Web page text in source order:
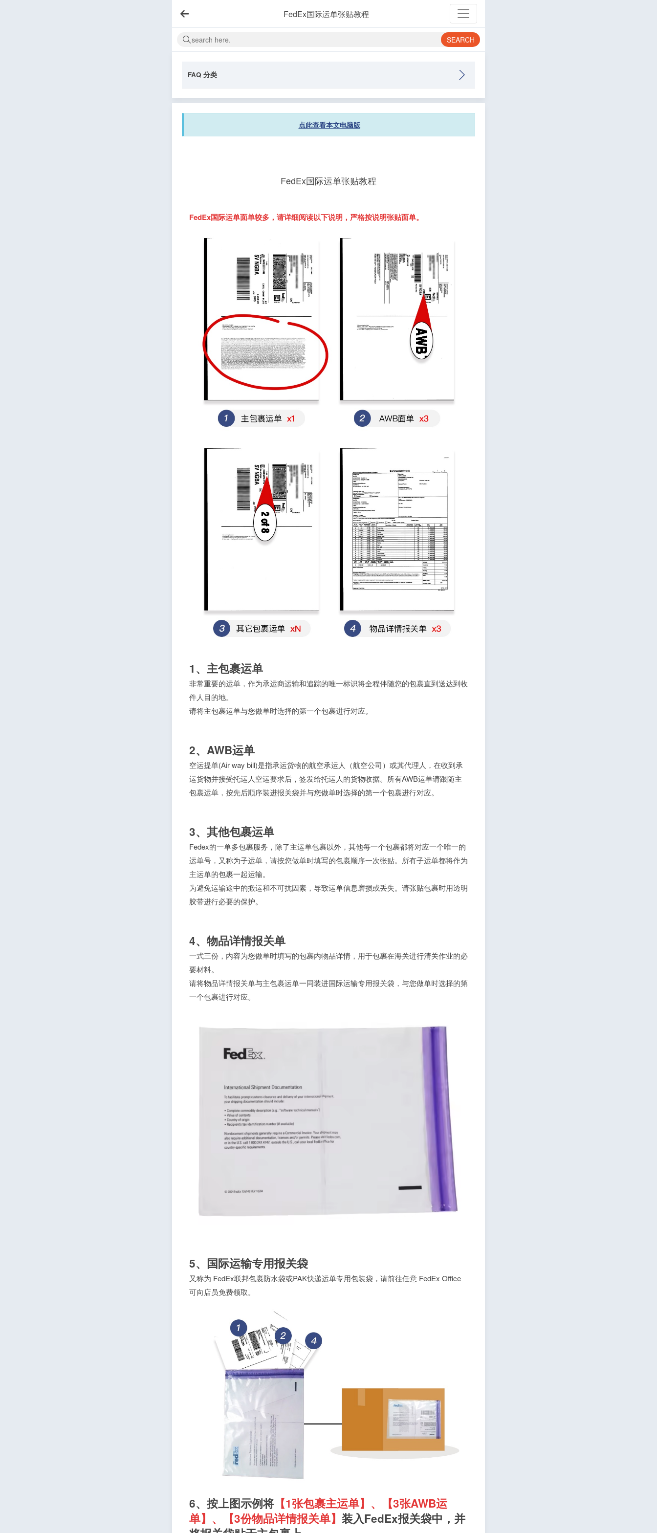
FedEx国际运单张贴教程
SEARCH
FAQ 分类
点此查看本文电脑版
FedEx国际运单张贴教程
FedEx国际运单面单较多，请详细阅读以下说明，严格按说明张贴面单。
1、主包裹运单
非常重要的运单，作为承运商运输和追踪的唯一标识将全程伴随您的包裹直到送达到收
件人目的地。
请将主包裹运单与您做单时选择的第一个包裹进行对应。
2、AWB运单
空运提单(Air way bill)是指承运货物的航空承运人（航空公司）或其代理人，在收到承
运货物并接受托运人空运要求后，签发给托运人的货物收据。所有AWB运单请跟随主
包裹运单，按先后顺序装进报关袋并与您做单时选择的第一个包裹进行对应。
3、其他包裹运单
Fedex的一单多包裹服务，除了主运单包裹以外，其他每一个包裹都将对应一个唯一的
运单号，又称为子运单，请按您做单时填写的包裹顺序一次张贴。所有子运单都将作为
主运单的包裹一起运输。
为避免运输途中的搬运和不可抗因素，导致运单信息磨损或丢失。请张贴包裹时用透明
胶带进行必要的保护。
4、物品详情报关单
一式三份，内容为您做单时填写的包裹内物品详情，用于包裹在海关进行清关作业的必
要材料。
请将物品详情报关单与主包裹运单一同装进国际运输专用报关袋，与您做单时选择的第
一个包裹进行对应。
5、国际运输专用报关袋
又称为 FedEx联邦包裹防水袋或PAK快递运单专用包装袋，请前往任意 FedEx Office
可向店员免费领取。
6、按上图示例将 【1张包裹主运单】、【3张AWB运
单】、【3份物品详情报关单】 装入FedEx报关袋中，并